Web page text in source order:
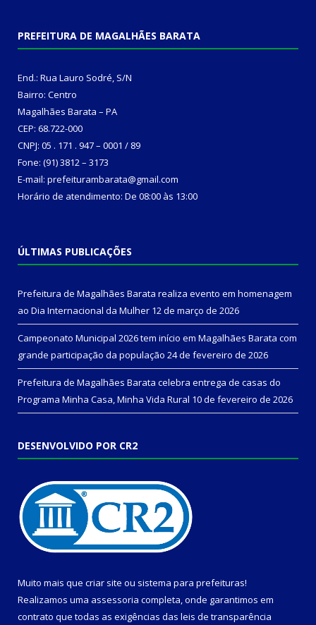
PREFEITURA DE MAGALHÃES BARATA
End.: Rua Lauro Sodré, S/N
Bairro: Centro
Magalhães Barata – PA
CEP: 68.722-000
CNPJ: 05 . 171 . 947 – 0001 / 89
Fone: (91) 3812 – 3173
E-mail: prefeiturambarata@gmail.com
Horário de atendimento: De 08:00 às 13:00
ÚLTIMAS PUBLICAÇÕES
Prefeitura de Magalhães Barata realiza evento em homenagem
ao Dia Internacional da Mulher 12 de março de 2026
Campeonato Municipal 2026 tem início em Magalhães Barata com
grande participação da população 24 de fevereiro de 2026
Prefeitura de Magalhães Barata celebra entrega de casas do
Programa Minha Casa, Minha Vida Rural 10 de fevereiro de 2026
DESENVOLVIDO POR CR2
Muito mais que criar site ou sistema para prefeituras!
Realizamos uma assessoria completa, onde garantimos em
contrato que todas as exigências das leis de transparência